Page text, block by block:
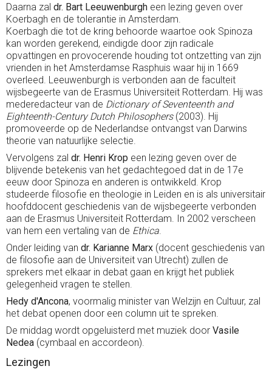
Daarna zal dr. Bart Leeuwenburgh een lezing geven over
Koerbagh en de tolerantie in Amsterdam.
Koerbagh die tot de kring behoorde waartoe ook Spinoza
kan worden gerekend, eindigde door zijn radicale
opvattingen en provocerende houding tot ontzetting van zijn
vrienden in het Amsterdamse Rasphuis waar hij in 1669
overleed. Leeuwenburgh is verbonden aan de faculteit
wijsbegeerte van de Erasmus Universiteit Rotterdam. Hij was
mederedacteur van de Dictionary of Seventeenth and
Eighteenth-Century Dutch Philosophers(2003). Hij
promoveerde op de Nederlandse ontvangst van Darwins
theorie van natuurlijke selectie.
Vervolgens zal dr. Henri Krop een lezing geven over de
blijvende betekenis van het gedachtegoed dat in de 17e
eeuw door Spinoza en anderen is ontwikkeld. Krop
studeerde filosofie en theologie in Leiden en is als universitair
hoofddocent geschiedenis van de wijsbegeerte verbonden
aan de Erasmus Universiteit Rotterdam. In 2002 verscheen
van hem een vertaling van de Ethica.
Onder leiding van dr. Karianne Marx (docent geschiedenis van
de filosofie aan de Universiteit van Utrecht) zullen de
sprekers met elkaar in debat gaan en krijgt het publiek
gelegenheid vragen te stellen.
Hedy d'Ancona, voormalig minister van Welzijn en Cultuur, zal
het debat openen door een column uit te spreken.
De middag wordt opgeluisterd met muziek door Vasile
Nedea (cymbaal en accordeon).
Lezingen